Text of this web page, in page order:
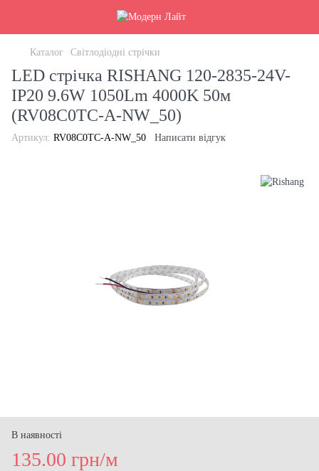
Каталог Світлодіодні стрічки
LED стрічка RISHANG 120-2835-24V-
IP20 9.6W 1050Lm 4000K 50м
(RV08C0TC-A-NW_50)
Артикул: RV08C0TC-A-NW_50 Написати відгук
В наявності
135.00 грн/м